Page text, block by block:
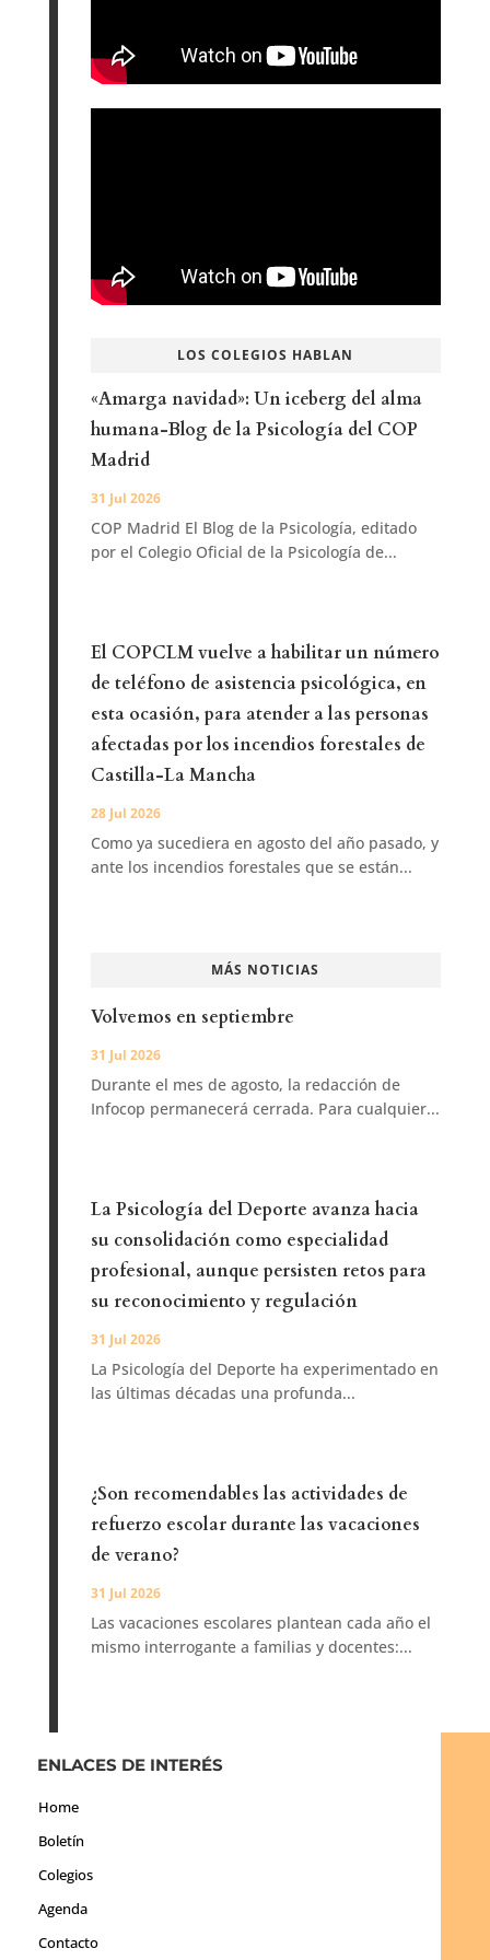
LOS COLEGIOS HABLAN
«Amarga navidad»: Un iceberg del alma
humana-Blog de la Psicología del COP
Madrid
31 Jul 2026
COP Madrid El Blog de la Psicología, editado
por el Colegio Oficial de la Psicología de...
El COPCLM vuelve a habilitar un número
de teléfono de asistencia psicológica, en
esta ocasión, para atender a las personas
afectadas por los incendios forestales de
Castilla-La Mancha
28 Jul 2026
Como ya sucediera en agosto del año pasado, y
ante los incendios forestales que se están...
MÁS NOTICIAS
Volvemos en septiembre
31 Jul 2026
Durante el mes de agosto, la redacción de
Infocop permanecerá cerrada. Para cualquier...
La Psicología del Deporte avanza hacia
su consolidación como especialidad
profesional, aunque persisten retos para
su reconocimiento y regulación
31 Jul 2026
La Psicología del Deporte ha experimentado en
las últimas décadas una profunda...
¿Son recomendables las actividades de
refuerzo escolar durante las vacaciones
de verano?
31 Jul 2026
Las vacaciones escolares plantean cada año el
mismo interrogante a familias y docentes:...
ENLACES DE INTERÉS
Home
Boletín
Colegios
Agenda
Contacto